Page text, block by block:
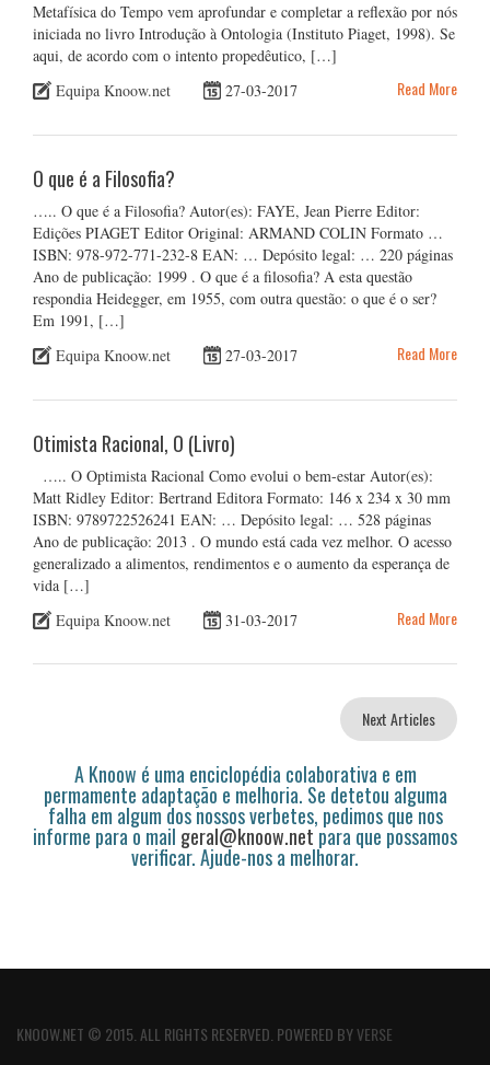
Metafísica do Tempo vem aprofundar e completar a reflexão por nós
iniciada no livro Introdução à Ontologia (Instituto Piaget, 1998). Se
aqui, de acordo com o intento propedêutico, […]
Equipa Knoow.net
27-03-2017 Read More
O que é a Filosofia?
….. O que é a Filosofia? Autor(es): FAYE, Jean Pierre Editor:
Edições PIAGET Editor Original: ARMAND COLIN Formato …
ISBN: 978-972-771-232-8 EAN: … Depósito legal: … 220 páginas
Ano de publicação: 1999 . O que é a filosofia? A esta questão
respondia Heidegger, em 1955, com outra questão: o que é o ser?
Em 1991, […]
Equipa Knoow.net
27-03-2017 Read More
Otimista Racional, O (Livro)
….. O Optimista Racional Como evolui o bem-estar Autor(es):
Matt Ridley Editor: Bertrand Editora Formato: 146 x 234 x 30 mm
ISBN: 9789722526241 EAN: … Depósito legal: … 528 páginas
Ano de publicação: 2013 . O mundo está cada vez melhor. O acesso
generalizado a alimentos, rendimentos e o aumento da esperança de
vida […]
Equipa Knoow.net
31-03-2017 Read More
Next Articles
A Knoow é uma enciclopédia colaborativa e em
permamente adaptação e melhoria. Se detetou alguma
falha em algum dos nossos verbetes, pedimos que nos
informe para o mail geral@knoow.netpara que possamos
verificar. Ajude-nos a melhorar.
KNOOW.NET © 2015. ALL RIGHTS RESERVED. POWERED BYVERSE